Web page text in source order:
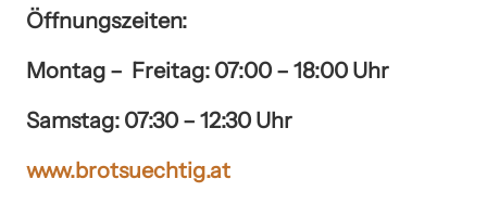
Öffnungszeiten:
Montag – Freitag: 07:00 – 18:00 Uhr
Samstag: 07:30 – 12:30 Uhr
www.brotsuechtig.at